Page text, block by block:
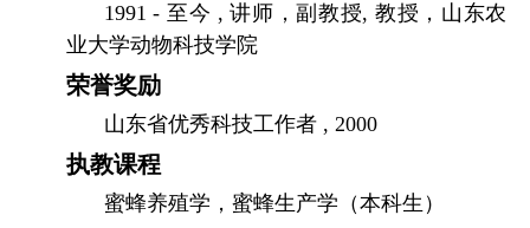
1991 - 至今 ,讲师，副教授,教授，山东农
业大学动物科技学院
荣誉奖励
山东省优秀科技工作者 , 2000
执教课程
蜜蜂养殖学，蜜蜂生产学（本科生）